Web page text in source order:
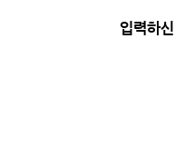
입력하